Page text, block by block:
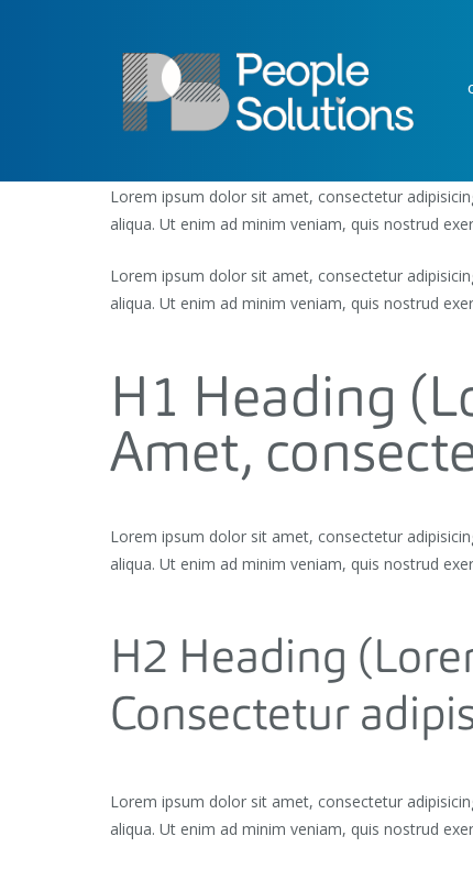
Lorem ipsum dolor sit amet, consectetur
aliqua. Ut enim ad minim veniam, quis nostrud
Lorem ipsum dolor sit amet, consectetur
aliqua. Ut enim ad minim veniam, quis nostrud
H1 Heading
Amet,
Lorem ipsum dolor sit amet, consectetur
aliqua. Ut enim ad minim veniam, quis nostrud
H2 Heading
Consectetur
Lorem ipsum dolor sit amet, consectetur
aliqua. Ut enim ad minim veniam, quis nostrud